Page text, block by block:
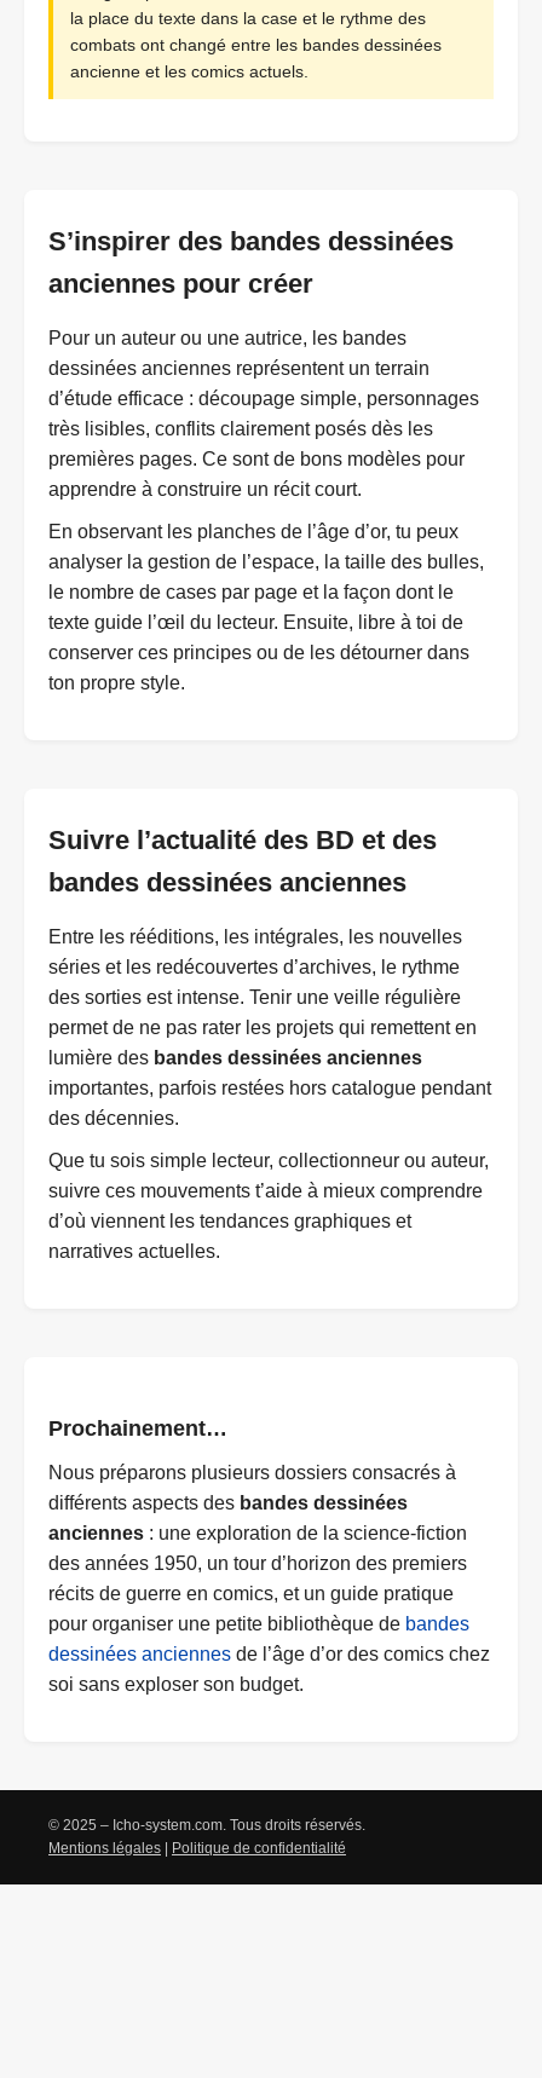
la place du texte dans la case et le rythme des
combats ont changé entre les bandes dessinées
ancienne et les comics actuels.
S’inspirer des bandes dessinées
anciennes pour créer
Pour un auteur ou une autrice, les bandes
dessinées anciennes représentent un terrain
d’étude efficace : découpage simple, personnages
très lisibles, conflits clairement posés dès les
premières pages. Ce sont de bons modèles pour
apprendre à construire un récit court.
En observant les planches de l’âge d’or, tu peux
analyser la gestion de l’espace, la taille des bulles,
le nombre de cases par page et la façon dont le
texte guide l’œil du lecteur. Ensuite, libre à toi de
conserver ces principes ou de les détourner dans
ton propre style.
Suivre l’actualité des BD et des
bandes dessinées anciennes
Entre les rééditions, les intégrales, les nouvelles
séries et les redécouvertes d’archives, le rythme
des sorties est intense. Tenir une veille régulière
permet de ne pas rater les projets qui remettent en
lumière des bandes dessinées anciennes
importantes, parfois restées hors catalogue pendant
des décennies.
Que tu sois simple lecteur, collectionneur ou auteur,
suivre ces mouvements t’aide à mieux comprendre
d’où viennent les tendances graphiques et
narratives actuelles.
Prochainement…
Nous préparons plusieurs dossiers consacrés à
différents aspects des bandes dessinées
anciennes : une exploration de la science-fiction
des années 1950, un tour d’horizon des premiers
récits de guerre en comics, et un guide pratique
pour organiser une petite bibliothèque de bandes
dessinées anciennes de l’âge d’or des comics chez
soi sans exploser son budget.
© 2025 – Icho-system.com. Tous droits réservés.
Mentions légales
Politique de confidentialité